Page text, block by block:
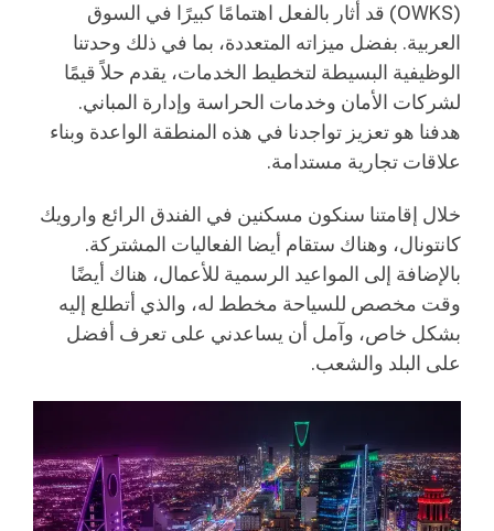
(OWKS) قد أثار بالفعل اهتمامًا كبيرًا في السوق
العربية. بفضل ميزاته المتعددة، بما في ذلك وحدتنا
الوظيفية البسيطة لتخطيط الخدمات، يقدم حلاً قيمًا
لشركات الأمان وخدمات الحراسة وإدارة المباني.
هدفنا هو تعزيز تواجدنا في هذه المنطقة الواعدة وبناء
علاقات تجارية مستدامة.
خلال إقامتنا سنكون مسكنين في الفندق الرائع وارويك
كانتونال، وهناك ستقام أيضا الفعاليات المشتركة.
بالإضافة إلى المواعيد الرسمية للأعمال، هناك أيضًا
وقت مخصص للسياحة مخطط له، والذي أتطلع إليه
بشكل خاص، وآمل أن يساعدني على تعرف أفضل
على البلد والشعب.